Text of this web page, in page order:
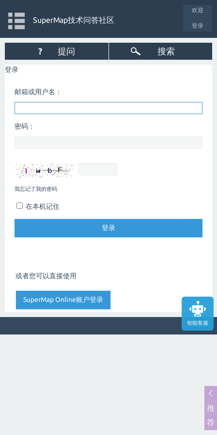
智能客服
欢迎
登录
SuperMap技术问答社区
? 提问 搜索
登录
邮箱或用户名：
密码：
我忘记了我的密码
在本机记住
或者您可以直接使用